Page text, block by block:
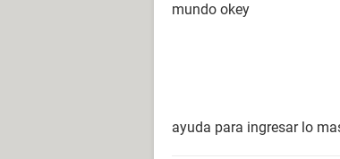
mundo okey
ayuda para ingresar lo